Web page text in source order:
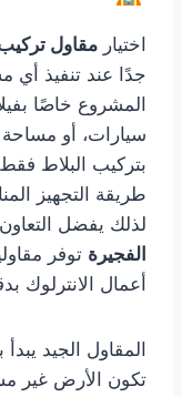
اختيار مقاول
جدًا عند تنفيذ أي
المشروع خاصًا
سيارات، أو مساحة
بتركيب البلاط
طريقة التجهيز
لذلك يفضل
الفجيرة توفر
أعمال الانترلوك
المقاول الجيد
تكون الأرض غير